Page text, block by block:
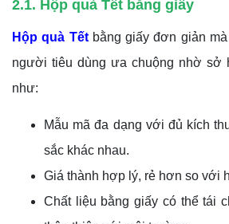
2.1. Hộp quà Tết bằng giấy
Hộp quà Tếtbằng giấy đơn giản
người tiêu dùng ưa chuộng nhờ sở
như:
Mẫu mã đa dạng với đủ kích
sắc khác nhau.
Giá thành hợp lý, rẻ hơn so với
Chất liệu bằng giấy có thể tái